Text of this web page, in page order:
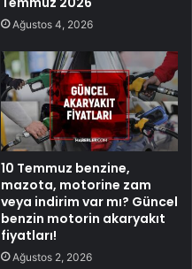
Ağustos 4, 2026
10 Temmuz benzine,
mazota, motorine zam
veya indirim var mı? Güncel
benzin motorin akaryakıt
fiyatları!
Ağustos 2, 2026